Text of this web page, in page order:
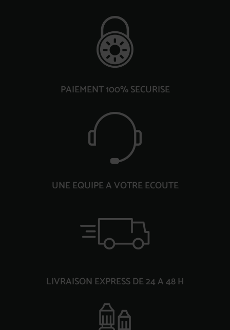
PAIEMENT 100% SECURISE
UNE EQUIPE A VOTRE ECOUTE
LIVRAISON EXPRESS DE 24 A 48 H